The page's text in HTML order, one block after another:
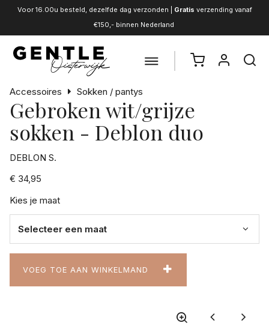
Voor 16.00u besteld, dezelfde dag verzonden | Gratis verzending vanaf
€150,- binnen Nederland
Accessoires Sokken / pantys
Gebroken wit/grijze
sokken - Deblon duo
DEBLON S.
€ 34,95
Kies je maat
VOEG TOE AAN WINKELMAND